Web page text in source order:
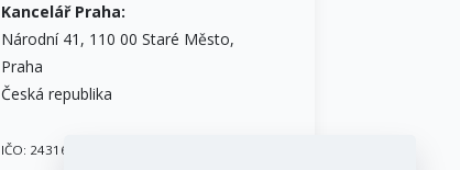
Kancelář Praha:
Národní 41, 110 00 Staré Město,
Praha
Česká republika
IČO: 24316717